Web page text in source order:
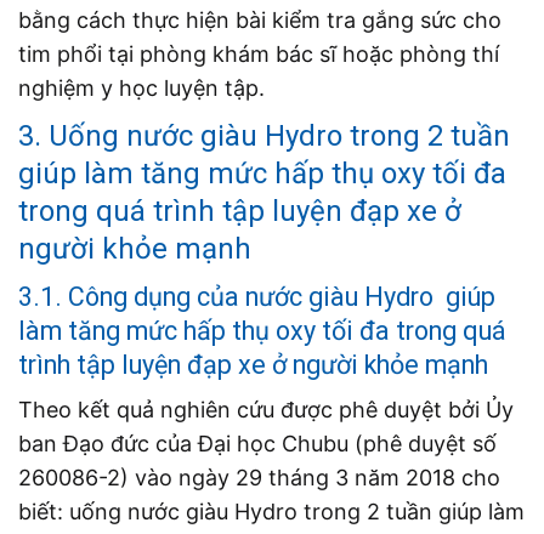
bằng cách thực hiện bài kiểm tra gắng sức cho
tim phổi tại phòng khám bác sĩ hoặc phòng thí
nghiệm y học luyện tập.
3. Uống nước giàu Hydro trong 2 tuần
giúp làm tăng mức hấp thụ oxy tối đa
trong quá trình tập luyện đạp xe ở
người khỏe mạnh
3.1. Công dụng của nước giàu Hydro giúp
làm tăng mức hấp thụ oxy tối đa trong quá
trình tập luyện đạp xe ở người khỏe mạnh
Theo kết quả nghiên cứu được phê duyệt bởi Ủy
ban Đạo đức của Đại học Chubu (phê duyệt số
260086-2) vào ngày 29 tháng 3 năm 2018 cho
biết: uống nước giàu Hydro trong 2 tuần giúp làm